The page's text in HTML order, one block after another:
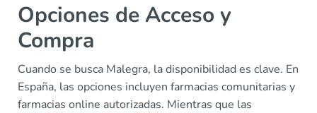
Opciones de Acceso y
Compra
Cuando se busca Malegra, la disponibilidad es clave. En
España, las opciones incluyen farmacias comunitarias y
farmacias online autorizadas. Mientras que las